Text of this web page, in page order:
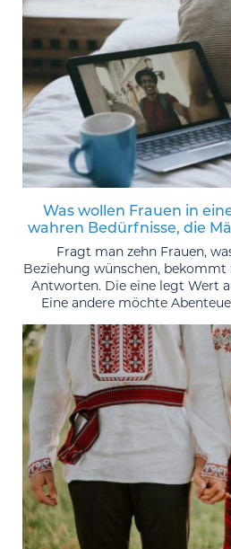
Was wollen Frauen in
wahren Bedürfnisse, die
Fragt man zehn Frauen,
Beziehung wünschen, bekommt
Antworten. Die eine legt Wert
Eine andere möchte